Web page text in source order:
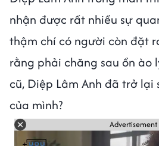
nhận được rất nhiều sự
thậm chí có người còn đặt
rằng phải chăng sau ồn ào
cũ, Diệp Lâm Anh đã trở
của mình?
Advertisement